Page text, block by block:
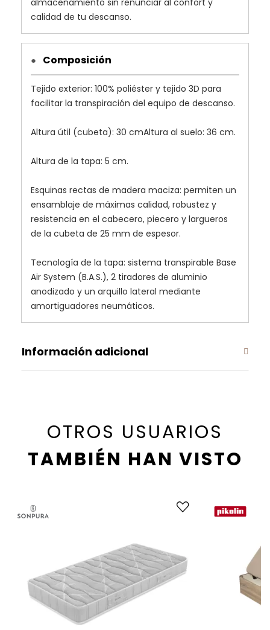
calidad de tu descanso.
● Composición
Tejido exterior: 100% poliéster y tejido 3D para
facilitar la transpiración del equipo de descanso.
Altura útil (cubeta): 30 cmAltura al suelo: 36 cm.
Altura de la tapa: 5 cm.
Esquinas rectas de madera maciza: permiten un
ensamblaje de máximas calidad, robustez y
resistencia en el cabecero, piecero y largueros
de la cubeta de 25 mm de espesor.
Tecnología de la tapa: sistema transpirable Base
Air System (B.A.S.), 2 tiradores de aluminio
anodizado y un arquillo lateral mediante
amortiguadores neumáticos.
Información adicional
OTROS USUARIOS
TAMBIÉN HAN VISTO